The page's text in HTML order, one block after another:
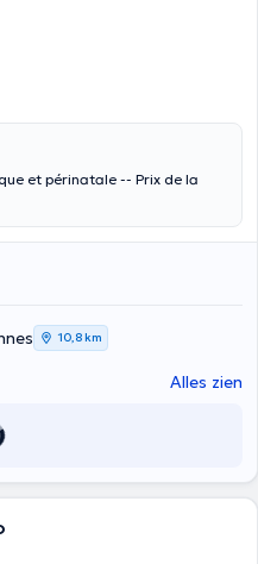
et périnatale -- Prix de la
10,8 km
Alles zien